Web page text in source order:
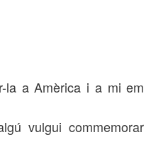
la a Amèrica i a mi em
vulgui commemorar